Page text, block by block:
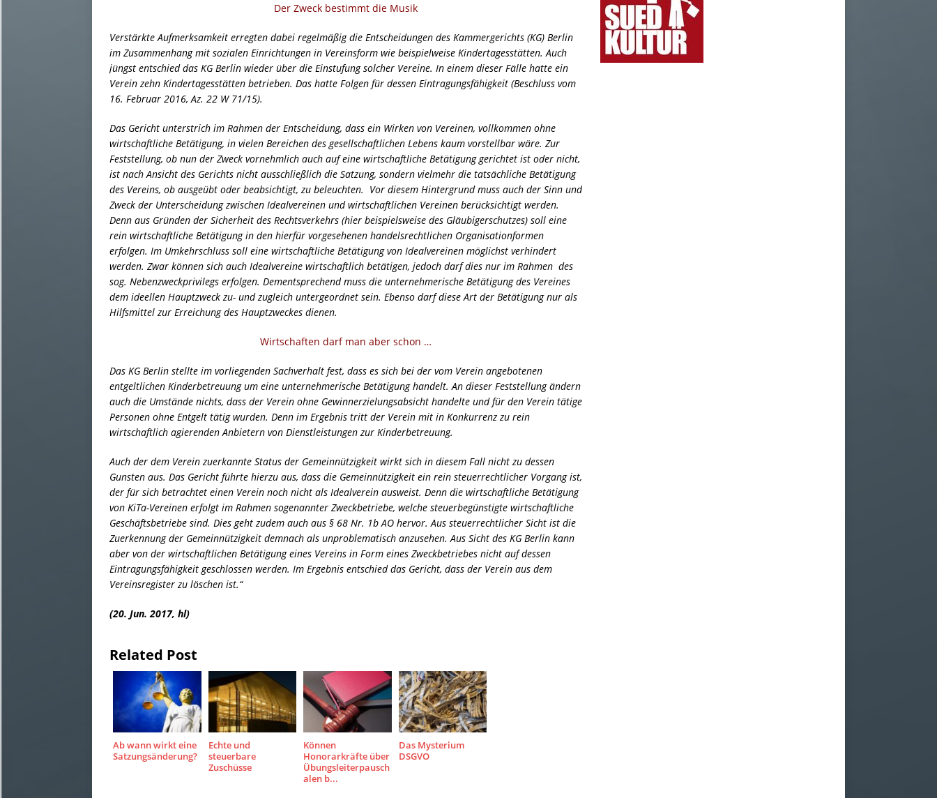
Der Zweck bestimmt die Musik
Verstärkte Aufmerksamkeit erregten dabei regelmäßig die Entscheidungen des Kammergerichts (KG) Berlin
im Zusammenhang mit sozialen Einrichtungen in Vereinsform wie beispielweise Kindertagesstätten. Auch
jüngst entschied das KG Berlin wieder über die Einstufung solcher Vereine. In einem dieser Fälle hatte ein
Verein zehn Kindertagesstätten betrieben. Das hatte Folgen für dessen Eintragungsfähigkeit (Beschluss vom
16. Februar 2016, Az. 22 W 71/15).
Das Gericht unterstrich im Rahmen der Entscheidung, dass ein Wirken von Vereinen, vollkommen ohne
wirtschaftliche Betätigung, in vielen Bereichen des gesellschaftlichen Lebens kaum vorstellbar wäre. Zur
Feststellung, ob nun der Zweck vornehmlich auch auf eine wirtschaftliche Betätigung gerichtet ist oder nicht,
ist nach Ansicht des Gerichts nicht ausschließlich die Satzung, sondern vielmehr die tatsächliche Betätigung
des Vereins, ob ausgeübt oder beabsichtigt, zu beleuchten. Vor diesem Hintergrund muss auch der Sinn und
Zweck der Unterscheidung zwischen Idealvereinen und wirtschaftlichen Vereinen berücksichtigt werden.
Denn aus Gründen der Sicherheit des Rechtsverkehrs (hier beispielsweise des Gläubigerschutzes) soll eine
rein wirtschaftliche Betätigung in den hierfür vorgesehenen handelsrechtlichen Organisationformen
erfolgen. Im Umkehrschluss soll eine wirtschaftliche Betätigung von Idealvereinen möglichst verhindert
werden. Zwar können sich auch Idealvereine wirtschaftlich betätigen, jedoch darf dies nur im Rahmen des
sog. Nebenzweckprivilegs erfolgen. Dementsprechend muss die unternehmerische Betätigung des Vereines
dem ideellen Hauptzweck zu- und zugleich untergeordnet sein. Ebenso darf diese Art der Betätigung nur als
Hilfsmittel zur Erreichung des Hauptzweckes dienen.
Wirtschaften darf man aber schon …
Das KG Berlin stellte im vorliegenden Sachverhalt fest, dass es sich bei der vom Verein angebotenen
entgeltlichen Kinderbetreuung um eine unternehmerische Betätigung handelt. An dieser Feststellung ändern
auch die Umstände nichts, dass der Verein ohne Gewinnerzielungsabsicht handelte und für den Verein tätige
Personen ohne Entgelt tätig wurden. Denn im Ergebnis tritt der Verein mit in Konkurrenz zu rein
wirtschaftlich agierenden Anbietern von Dienstleistungen zur Kinderbetreuung.
Auch der dem Verein zuerkannte Status der Gemeinnützigkeit wirkt sich in diesem Fall nicht zu dessen
Gunsten aus. Das Gericht führte hierzu aus, dass die Gemeinnützigkeit ein rein steuerrechtlicher Vorgang ist,
der für sich betrachtet einen Verein noch nicht als Idealverein ausweist. Denn die wirtschaftliche Betätigung
von KiTa-Vereinen erfolgt im Rahmen sogenannter Zweckbetriebe, welche steuerbegünstigte wirtschaftliche
Geschäftsbetriebe sind. Dies geht zudem auch aus § 68 Nr. 1b AO hervor. Aus steuerrechtlicher Sicht ist die
Zuerkennung der Gemeinnützigkeit demnach als unproblematisch anzusehen. Aus Sicht des KG Berlin kann
aber von der wirtschaftlichen Betätigung eines Vereins in Form eines Zweckbetriebes nicht auf dessen
Eintragungsfähigkeit geschlossen werden. Im Ergebnis entschied das Gericht, dass der Verein aus dem
Vereinsregister zu löschen ist.“
(20. Jun. 2017, hl)
Related Post
Ab wann wirkt eine
Satzungsänderung?
Echte und
steuerbare
Zuschüsse
Können
Honorarkräfte über
Übungsleiterpausch
alen b...
Das Mysterium
DSGVO